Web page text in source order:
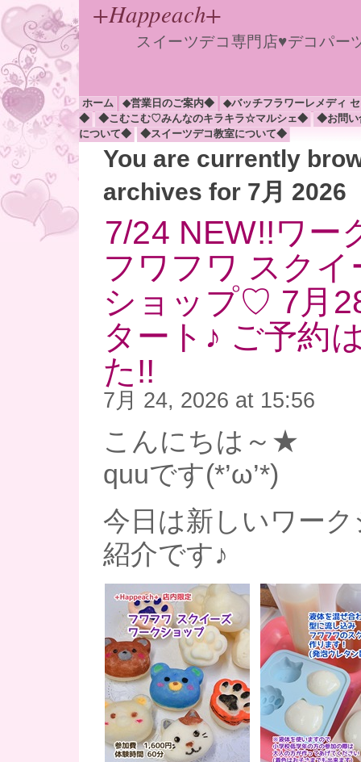
+Happeach+
スイーツデコ専門店♥デコパ
ホーム ◆営業日のご案内◆
◆バッチフラワーレメディ
◆
◆こむこむ♡みんなのキラキラ☆マルシェ◆
◆お問
について◆
◆スイーツデコ教室について◆
You are currently
archives for 7月 2026
7/24 NEW!!ワー
フワフワ スク
ショップ♡ 7月
タート♪ ご予約
た!!
7月 24, 2026 at 15:56
こんにちは～★
quuです(*’ω’*)
今日は新しいワー
紹介です♪